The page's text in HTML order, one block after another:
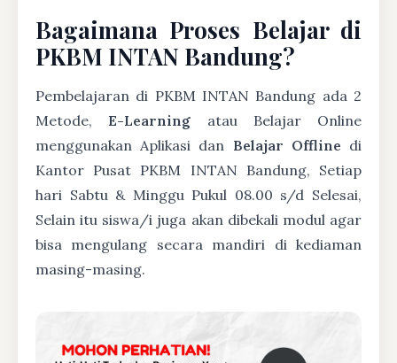
Bagaimana Proses Belajar di
PKBM INTAN Bandung?
Pembelajaran di PKBM INTAN Bandung ada 2
Metode,E-Learning atau Belajar Online
menggunakan Aplikasi dan Belajar Offline di
Kantor Pusat PKBM INTAN Bandung, Setiap
hari Sabtu & Minggu Pukul 08.00 s/d Selesai,
Selain itu siswa/i juga akan dibekali modul agar
bisa mengulang secara mandiri di kediaman
masing-masing.